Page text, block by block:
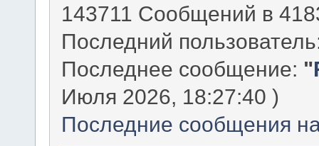
143711 Сообщений в
Последний
Последнее сообщение: "
Июля 2026, 18:27:40 )
Последние сообщения